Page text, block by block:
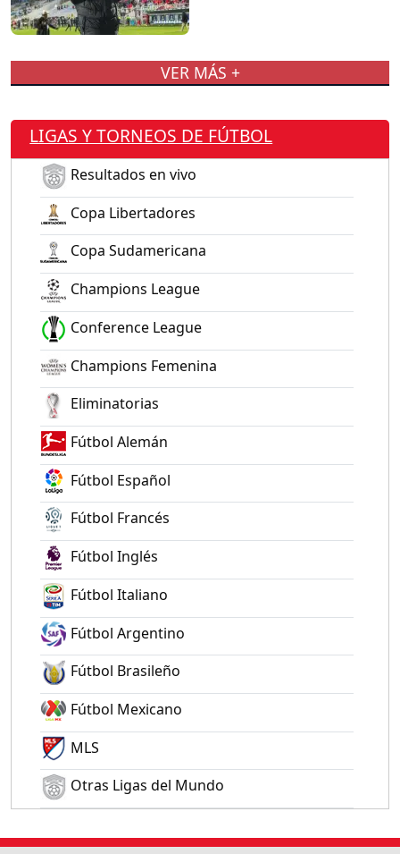
VER MÁS +
LIGAS Y TORNEOS DE FÚTBOL
Resultados en vivo
Copa Libertadores
Copa Sudamericana
Champions League
Conference League
Champions Femenina
Eliminatorias
Fútbol Alemán
Fútbol Español
Fútbol Francés
Fútbol Inglés
Fútbol Italiano
Fútbol Argentino
Fútbol Brasileño
Fútbol Mexicano
MLS
Otras Ligas del Mundo